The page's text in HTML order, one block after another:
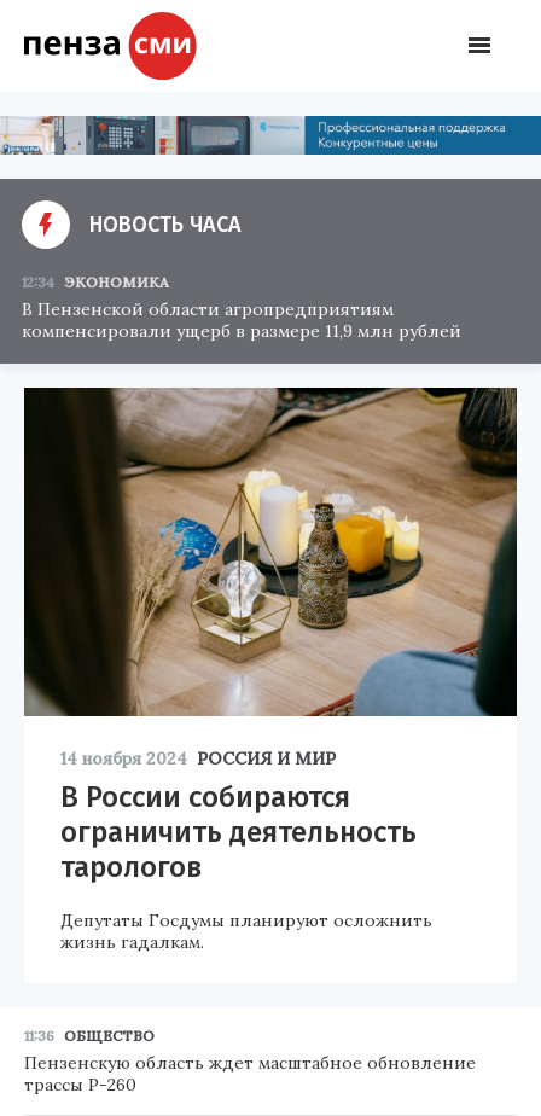
НОВОСТЬ ЧАСА
12:34 ЭКОНОМИКА
В Пензенской области агропредприятиям
компенсировали ущерб в размере 11,9 млн рублей
14 ноября 2024 РОССИЯ И МИР
В России собираются
ограничить деятельность
тарологов
Депутаты Госдумы планируют осложнить
жизнь гадалкам.
11:36 ОБЩЕСТВО
Пензенскую область ждет масштабное обновление
трассы Р-260